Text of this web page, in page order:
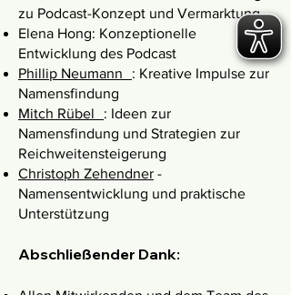
zu Podcast-Konzept und Vermarktung
Elena Hong: Konzeptionelle
Entwicklung des Podcast
Phillip Neumann : Kreative Impulse zur
Namensfindung
Mitch Rübel : Ideen zur
Namensfindung und Strategien zur
Reichweitensteigerung
Christoph Zehendner -
Namensentwicklung und praktische
Unterstützung
Abschließender Dank: